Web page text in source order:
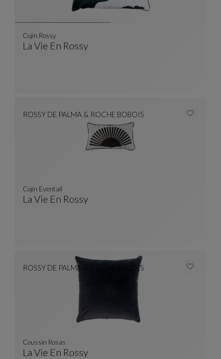
La Vie En Rossy
Cojín Rossy
ROSSY DE PALMA & ROCHE BOBOIS
La Vie En Rossy
Cojín Eventail
ROSSY DE PALMA & ROCHE BOBOIS
La Vie En Rossy
Coussin Rosas